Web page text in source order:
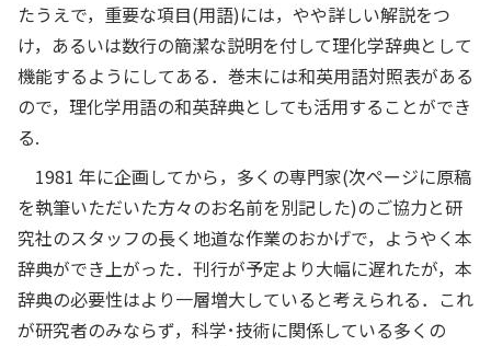
たうえで，重要な項目(用語)には，やや詳しい解説をつ
け，あるいは数行の簡潔な説明を付して理化学辞典として
機能するようにしてある．巻末には和英用語対照表がある
ので，理化学用語の和英辞典としても活用することができ
る.
1981 年に企画してから，多くの専門家(次ページに原稿
を執筆いただいた方々のお名前を別記した)のご協力と研
究社のスタッフの長く地道な作業のおかげで，ようやく本
辞典ができ上がった．刊行が予定より大幅に遅れたが，本
辞典の必要性はより一層増大していると考えられる．これ
が研究者のみならず，科学･技術に関係している多くの